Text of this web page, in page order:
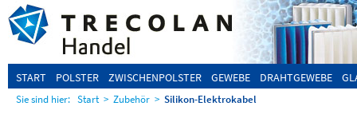
START POLSTER ZWISCHENPOLSTER GEWEBE DRAHTGEWEBE
Sie sind hier: Start > Zubehör > Silikon-Elektrokabel